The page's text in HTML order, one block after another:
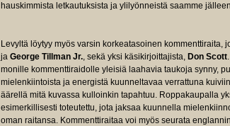
hauskimmista letkautuksista ja ylilyönneistä saamme
Levyltä löytyy myös varsin korkeatasoinen kommenttiraita,
ja George Tillman Jr., sekä yksi käsikirjoittajista, Don Scott
monille kommenttiraidolle yleisiä laahavia taukoja synny,
mielenkiintoista ja energistä kuunneltavaa verrattuna
äärellä mitä kuvassa kulloinkin tapahtuu. Roppakaupalla
esimerkillisesti toteutettu, jota jaksaa kuunnella
oman raitansa. Kommenttiraitaa voi myös seurata